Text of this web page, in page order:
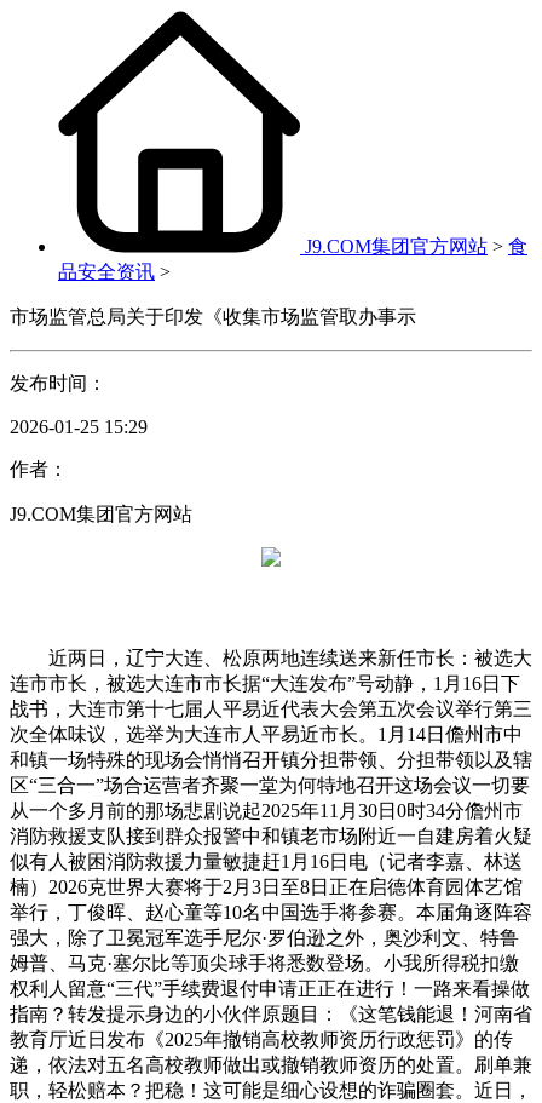
J9.COM集团官方网站 > 食
品安全资讯 >
市场监管总局关于印发《收集市场监管取办事示
发布时间：
2026-01-25 15:29
作者：
J9.COM集团官方网站
近两日，辽宁大连、松原两地连续送来新任市长：被选大
连市市长，被选大连市市长据“大连发布”号动静，1月16日下
战书，大连市第十七届人平易近代表大会第五次会议举行第三
次全体味议，选举为大连市人平易近市长。1月14日儋州市中
和镇一场特殊的现场会悄悄召开镇分担带领、分担带领以及辖
区“三合一”场合运营者齐聚一堂为何特地召开这场会议一切要
从一个多月前的那场悲剧说起2025年11月30日0时34分儋州市
消防救援支队接到群众报警中和镇老市场附近一自建房着火疑
似有人被困消防救援力量敏捷赶1月16日电（记者李嘉、林送
楠）2026克世界大赛将于2月3日至8日正在启德体育园体艺馆
举行，丁俊晖、赵心童等10名中国选手将参赛。本届角逐阵容
强大，除了卫冕冠军选手尼尔·罗伯逊之外，奥沙利文、特鲁
姆普、马克·塞尔比等顶尖球手将悉数登场。小我所得税扣缴
权利人留意“三代”手续费退付申请正正在进行！一路来看操做
指南？转发提示身边的小伙伴原题目：《这笔钱能退！河南省
教育厅近日发布《2025年撤销高校教师资历行政惩罚》的传
递，依法对五名高校教师做出或撤销教师资历的处置。刷单兼
职，轻松赔本？把稳！这可能是细心设想的诈骗圈套。近日，